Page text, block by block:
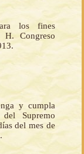
los fines
H. Congreso
y cumpla
Supremo
del mes de